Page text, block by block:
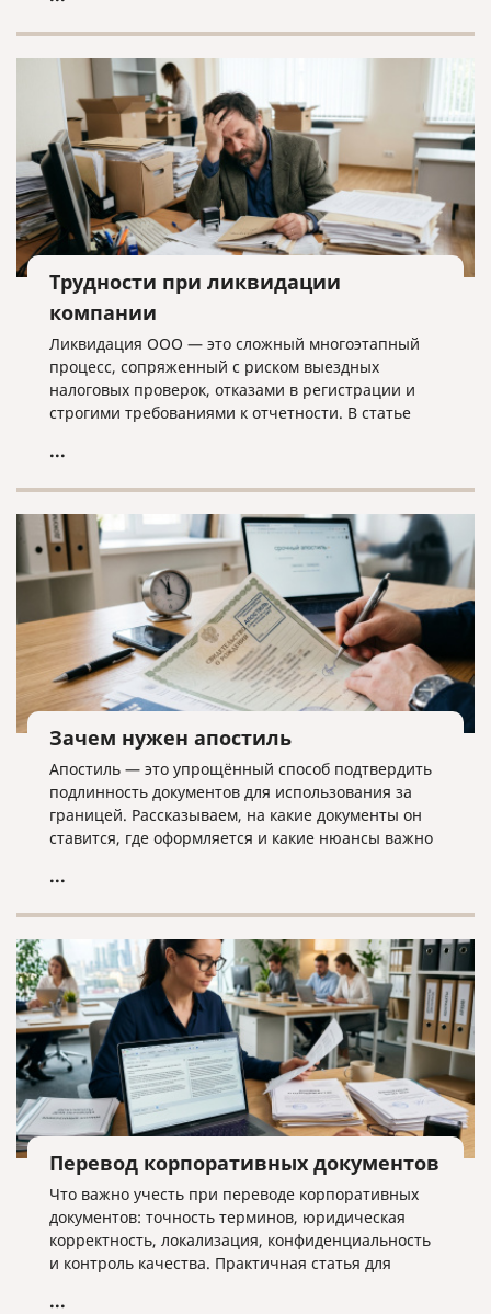
Трудности при ликвидации
компании
Ликвидация ООО — это сложный многоэтапный
процесс, сопряженный с риском выездных
налоговых проверок, отказами в регистрации и
строгими требованиями к отчетности. В статье
бизнеса, критерии упрощенной процедуры и
...
Зачем нужен апостиль
Апостиль — это упрощённый способ подтвердить
подлинность документов для использования за
границей. Рассказываем, на какие документы он
ставится, где оформляется и какие нюансы важно
...
Перевод корпоративных документов
Что важно учесть при переводе корпоративных
документов: точность терминов, юридическая
корректность, локализация, конфиденциальность
и контроль качества. Практичная статья для
...